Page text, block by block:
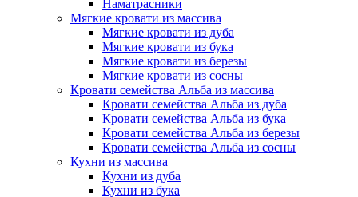
Наматрасники
Мягкие кровати из массива
Мягкие кровати из дуба
Мягкие кровати из бука
Мягкие кровати из березы
Мягкие кровати из сосны
Кровати семейства Альба из массива
Кровати семейства Альба из дуба
Кровати семейства Альба из бука
Кровати семейства Альба из березы
Кровати семейства Альба из сосны
Кухни из массива
Кухни из дуба
Кухни из бука